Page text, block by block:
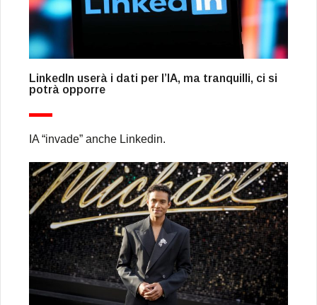
LinkedIn userà i dati per l’IA, ma tranquilli, ci si
potrà opporre
IA “invade” anche Linkedin.